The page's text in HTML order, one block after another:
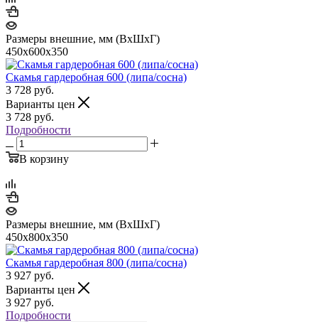
Размеры внешние, мм (ВхШхГ)
450х600х350
Скамья гардеробная 600 (липа/сосна)
3 728 руб.
Варианты цен
3 728 руб.
Подробности
В корзину
Размеры внешние, мм (ВхШхГ)
450х800х350
Скамья гардеробная 800 (липа/сосна)
3 927 руб.
Варианты цен
3 927 руб.
Подробности